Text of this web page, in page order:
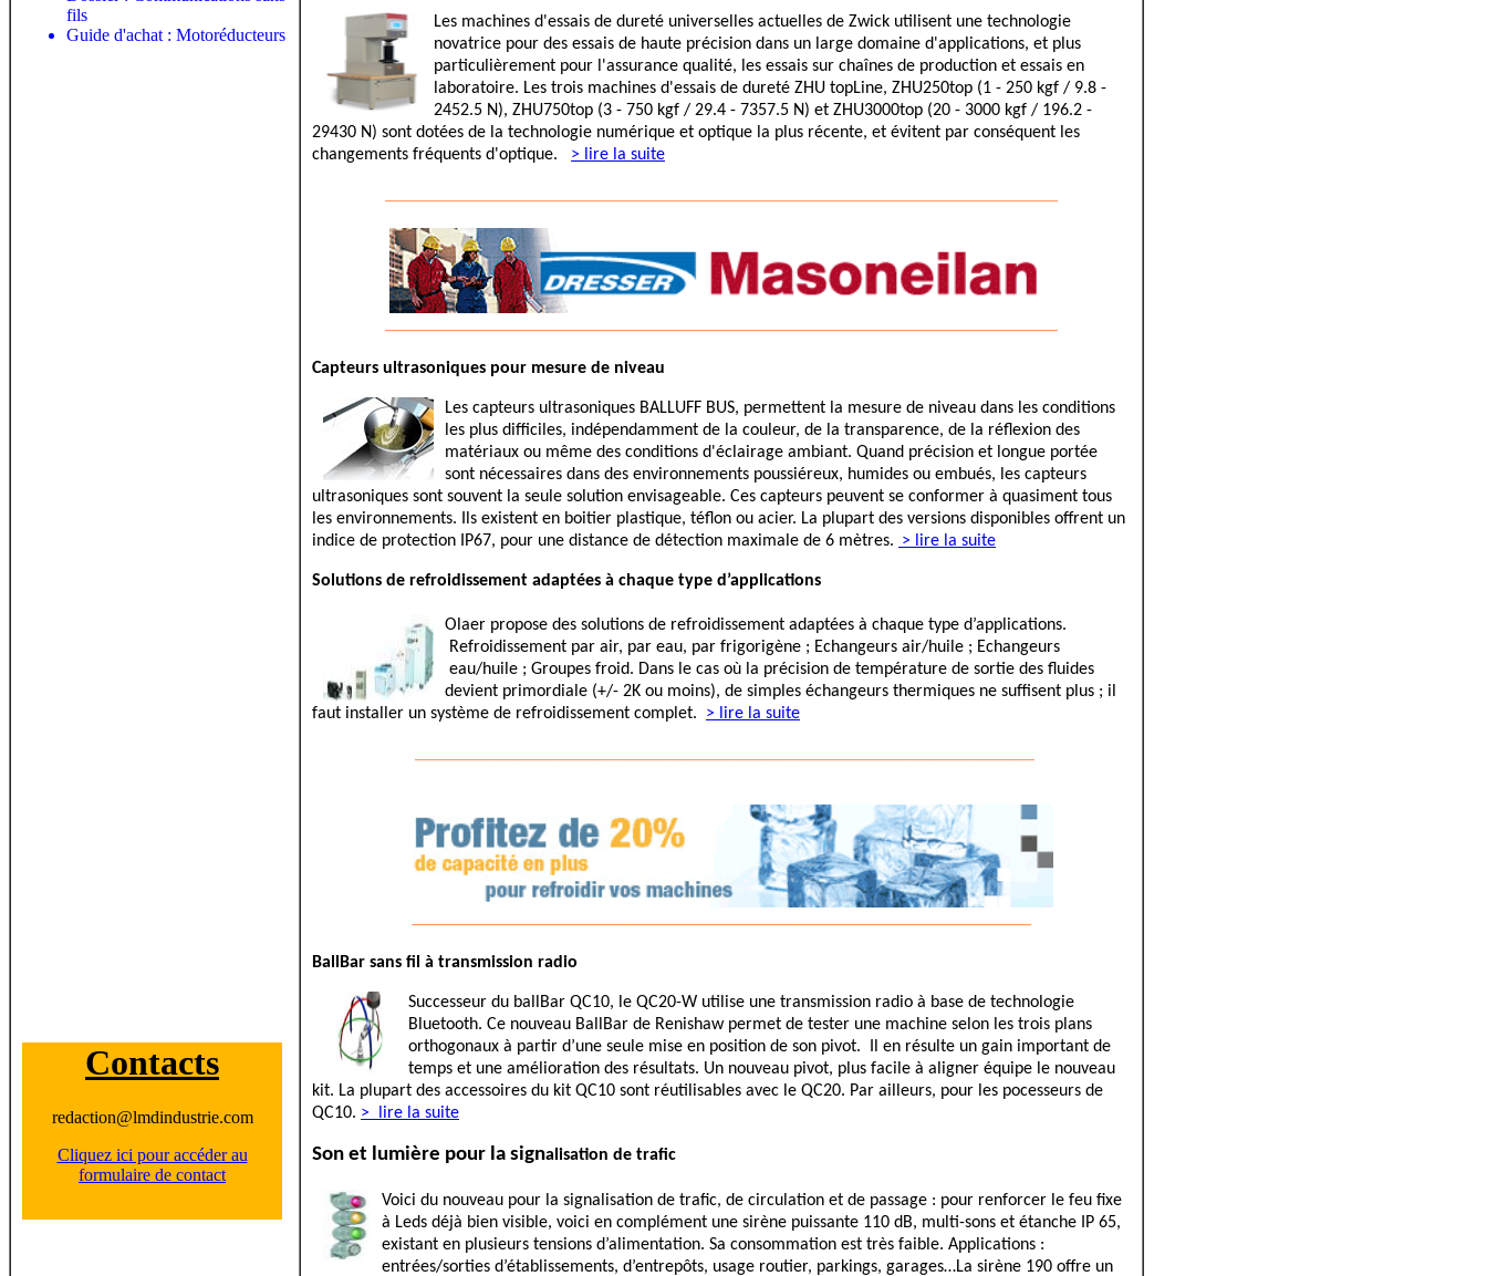
fils
Guide d'achat : Motoréducteurs
Contacts
redaction@lmdindustrie.com
Cliquez ici pour accéder au
formulaire de contact
Les machines d'essais de dureté universelles actuelles de Zwick utilisent une technologie
novatrice pour des essais de haute précision dans un large domaine d'applications, et plus
particulièrement pour l'assurance qualité, les essais sur chaînes de production et essais en
laboratoire. Les trois machines d'essais de dureté ZHU topLine, ZHU250top (1 - 250 kgf / 9.8 -
2452.5 N), ZHU750top (3 - 750 kgf / 29.4 - 7357.5 N) et ZHU3000top (20 - 3000 kgf / 196.2 -
29430 N) sont dotées de la technologie numérique et optique la plus récente, et évitent par conséquent les
changements fréquents d'optique.
> lire la suite
Capteurs ultrasoniques pour mesure de niveau
Les capteurs ultrasoniques BALLUFF BUS, permettent la mesure de niveau dans les conditions
les plus difficiles, indépendamment de la couleur, de la transparence, de la réflexion des
matériaux ou même des conditions d'éclairage ambiant. Quand précision et longue portée
sont nécessaires dans des environnements poussiéreux, humides ou embués, les capteurs
ultrasoniques sont souvent la seule solution envisageable. Ces capteurs peuvent se conformer à quasiment tous
les environnements. Ils existent en boitier plastique, téflon ou acier. La plupart des versions disponibles offrent un
indice de protection IP67, pour une distance de détection maximale de 6 mètres. > lire la suite
Solutions de refroidissement adaptées à chaque type d’applications
Olaer propose des solutions de refroidissement adaptées à chaque type d’applications.
Refroidissement par air, par eau, par frigorigène ; Echangeurs air/huile ; Echangeurs
eau/huile ; Groupes froid. Dans le cas où la précision de température de sortie des fluides
devient primordiale (+/- 2K ou moins), de simples échangeurs thermiques ne suffisent plus ; il
faut installer un système de refroidissement complet. > lire la suite
BallBar sans fil à transmission radio
Successeur du ballBar QC10, le QC20-W utilise une transmission radio à base de technologie
Bluetooth. Ce nouveau BallBar de Renishaw permet de tester une machine selon les trois plans
orthogonaux à partir d’une seule mise en position de son pivot. Il en résulte un gain important de
temps et une amélioration des résultats. Un nouveau pivot, plus facile à aligner équipe le nouveau
kit. La plupart des accessoires du kit QC10 sont réutilisables avec le QC20. Par ailleurs, pour les pocesseurs de
QC10. > lire la suite
Son et lumière pour la signalisation de trafic
Voici du nouveau pour la signalisation de trafic, de circulation et de passage : pour renforcer le feu fixe
à Leds déjà bien visible, voici en complément une sirène puissante 110 dB, multi-sons et étanche IP 65,
existant en plusieurs tensions d’alimentation. Sa consommation est très faible. Applications :
entrées/sorties d’établissements, d’entrepôts, usage routier, parkings, garages…La sirène 190 offre un